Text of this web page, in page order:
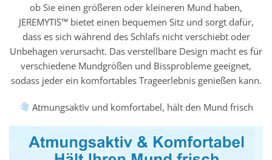
ob Sie einen größeren oder kleineren Mund haben,
JEREMYTIS™ bietet einen bequemen Sitz und sorgt dafür,
dass es sich während des Schlafs nicht verschiebt oder
Unbehagen verursacht. Das verstellbare Design macht es für
verschiedene Mundgrößen und Bissprobleme geeignet,
sodass jeder ein komfortables Trageerlebnis genießen kann.
Atmungsaktiv und komfortabel, hält den Mund frisch